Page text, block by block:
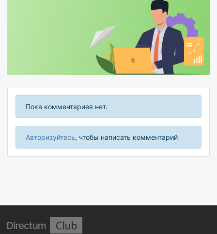
Пока комментариев нет.
Авторизуйтесь, чтобы написать комментарий